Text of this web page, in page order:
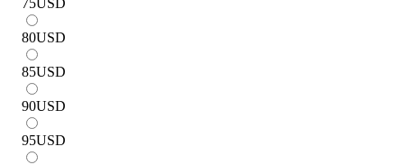
80USD
85USD
90USD
95USD